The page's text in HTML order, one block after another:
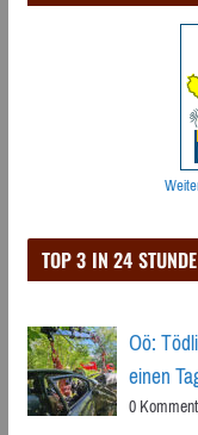
TOP 3 IN 24
Oö:
einen
0